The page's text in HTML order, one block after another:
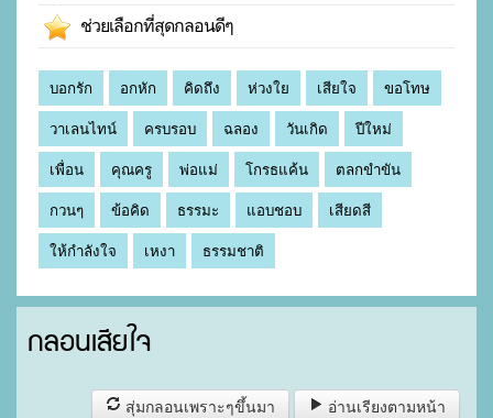
ช่วยเลือกที่สุดกลอนดีๆ
บอกรัก อกหัก คิดถึง ห่วงใย เสียใจ ขอโทษ
วาเลนไทน์ ครบรอบ ฉลอง วันเกิด ปีใหม่
เพื่อน คุณครู พ่อแม่ โกรธแค้น ตลกขำขัน
กวนๆ ข้อคิด ธรรมะ แอบชอบ เสียดสี
ให้กำลังใจ เหงา ธรรมชาติ
กลอนเสียใจ
สุ่มกลอนเพราะๆขึ้นมา อ่านเรียงตามหน้า